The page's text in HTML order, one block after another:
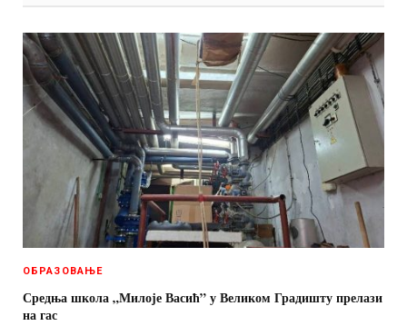
ОБРАЗОВАЊЕ
Средња школа „Милоје Васић” у Великом Градишту прелази
на гас